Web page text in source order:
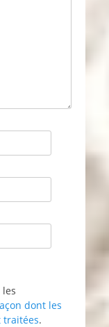
dont les
traitées.